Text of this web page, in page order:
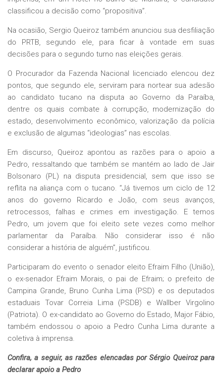
classificou a decisão como “propositiva”.
Na ocasião, Sergio Queiroz também anunciou sua desfiliação
do PRTB, segundo ele, para ficar à vontade em suas
decisões para o segundo turno nas eleições gerais.
O Procurador da Fazenda Nacional licenciado elencou dez
pontos, que segundo ele, serviram para nortear sua adesão
ao candidato tucano na disputa ao Governo da Paraíba,
dentre os quais combate à corrupção, modernização do
estado, desenvolvimento econômico, valorização da polícia
e exclusão de algumas “ideologias” nas escolas.
Em discurso, Queiroz apontou as razões para o apoio a
Pedro, ressaltando que também se mantém ao lado de Jair
Bolsonaro (PL) na disputa presidencial, sem que isso se
reflita na aliança com o tucano. “Já tivemos um ciclo de 12
anos do governo Ricardo e João, com seus avanços,
retrocessos, falhas e crimes em investigação. E temos
Pedro, um jovem que foi eleito sete vezes como melhor
parlamentar da Paraíba. Não considerar isso é não
considerar a história de alguém”, justificou.
Participaram do evento o senador eleito Efraim Filho (União),
o ex-senador Efraim Morais, o pai de Efraim; o prefeito de
Campina Grande, Bruno Cunha Lima (PSD) e os deputados
estaduais Tovar Correia Lima (PSDB) e Wallber Virgolino
(Patriota). O ex-candidato ao Governo do Estado, Major Fábio,
também endossou o apoio a Pedro Cunha Lima durante a
coletiva à imprensa.
Confira, a seguir, as razões elencadas por Sérgio Queiroz para
declarar apoio a Pedro